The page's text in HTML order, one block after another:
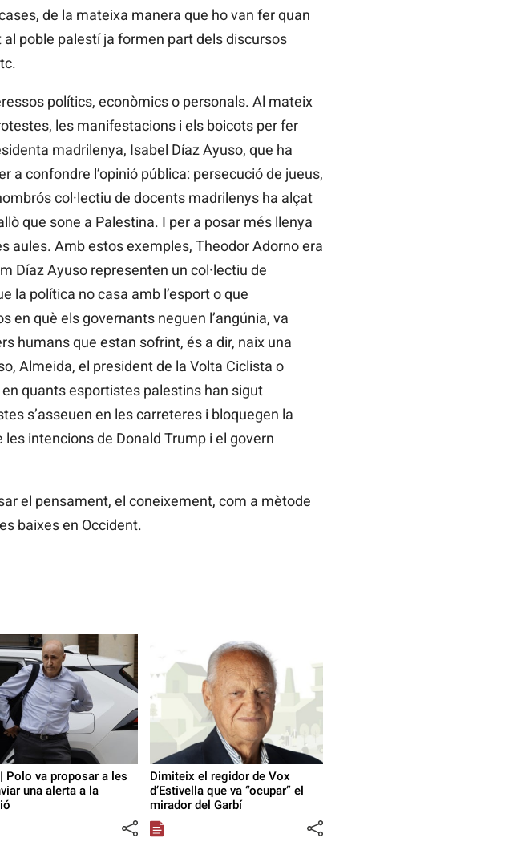
de la mateixa manera que ho van fer quan
poble palestí ja formen part dels discursos
polítics, econòmics o personals. Al mateix
les manifestacions i els boicots per fer
madrilenya, Isabel Díaz Ayuso, que ha
confondre l’opinió pública: persecució de jueus,
col·lectiu de docents madrilenys ha alçat
que sone a Palestina. I per a posar més llenya
aules. Amb estos exemples, Theodor Adorno era
Díaz Ayuso representen un col·lectiu de
la política no casa amb l’esport o que
en què els governants neguen l’angúnia, va
humans que estan sofrint, és a dir, naix una
Almeida, el president de la Volta Ciclista o
quants esportistes palestins han sigut
s’asseuen en les carreteres i bloquegen la
intencions de Donald Trump i el govern
el pensament, el coneixement, com a mètode
baixes en Occident.
Polo va proposar a les
una alerta a la
Dimiteix el regidor de Vox
d’Estivella que va “ocupar” el
mirador del Garbí